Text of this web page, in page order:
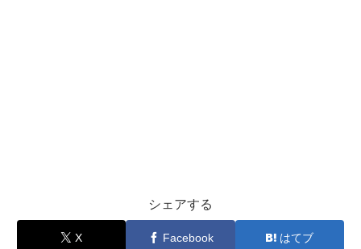
シェアする
X Facebook はてブ